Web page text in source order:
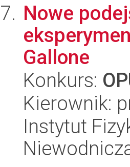
Nowe
Gallone
Konkurs:
Kierownik:
Instytut